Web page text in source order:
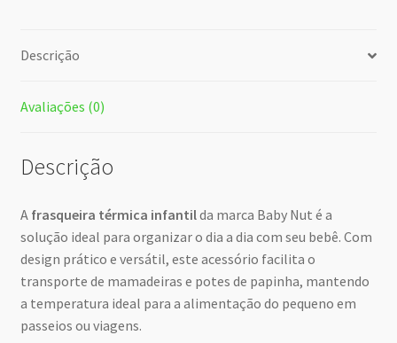
Descrição
Avaliações (0)
Descrição
A frasqueira térmica infantilda marca Baby Nut é a
solução ideal para organizar o dia a dia com seu bebê. Com
design prático e versátil, este acessório facilita o
transporte de mamadeiras e potes de papinha, mantendo
a temperatura ideal para a alimentação do pequeno em
passeios ou viagens.